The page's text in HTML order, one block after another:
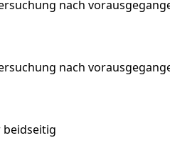
nach
nach